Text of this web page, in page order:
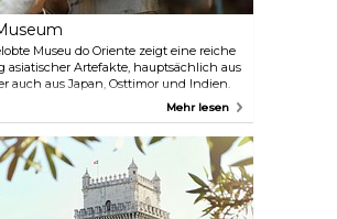
Museu do Oriente zeigt eine reiche
asiatischer Artefakte, hauptsächlich aus
auch aus Japan, Osttimor und Indien.
ist der Bereich, der der chinesischen
von authentischen chinesischen
Kostümen.
Mehr lesen